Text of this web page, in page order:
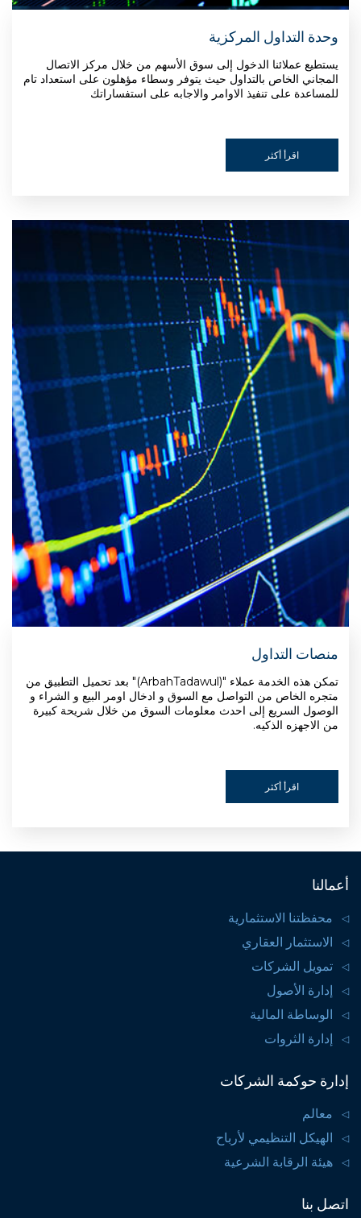
وحدة التداول المركزية
يستطيع عملائنا الدخول إلى سوق الأسهم من خلال مركز الاتصال
المجاني الخاص بالتداول حيث يتوفر وسطاء مؤهلون على استعداد تام
للمساعدة على تنفيذ الاوامر والاجابه على استفساراتك
اقرأ أكثر
منصات التداول
تمكن هذه الخدمة عملاء "(ArbahTadawul)" بعد تحميل التطبيق من
متجره الخاص من التواصل مع السوق و ادخال اومر البيع و الشراء و
الوصول السريع إلى احدث معلومات السوق من خلال شريحة كبيرة
من الاجهزه الذكيه.
اقرأ أكثر
أعمالنا
محفظتنا الاستثمارية
الاستثمار العقاري
تمويل الشركات
إدارة الأصول
الوساطة المالية
إدارة الثروات
إدارة حوكمة الشركات
معالم
الهيكل التنظيمي لأرباح
هيئة الرقابة الشرعية
اتصل بنا